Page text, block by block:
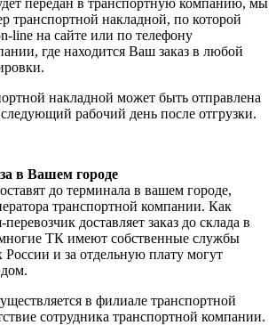
транспортной накладной, по которой
line на сайте или по телефону
где находится Ваш заказ в любой
накладной может быть отправлена
рабочий день после отгрузки.
в Вашем городе
до терминала в вашем городе,
транспортной компании. Как
доставляет заказ до склада в
ТК имеют собственные службы
России и за отдельную плату могут
дом.
в филиале транспортной
сотрудника транспортной компании.